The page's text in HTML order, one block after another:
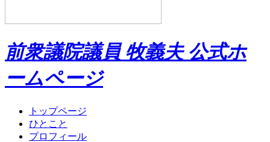
前衆議院議員 牧義夫 公式ホ
ームページ
トップページ
ひとこと
プロフィール